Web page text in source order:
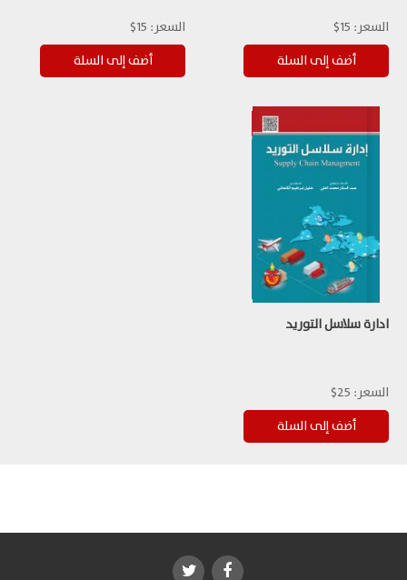
السعر: 15$ السعر: 15$
ادارة سلاسل التوريد
السعر: 25$